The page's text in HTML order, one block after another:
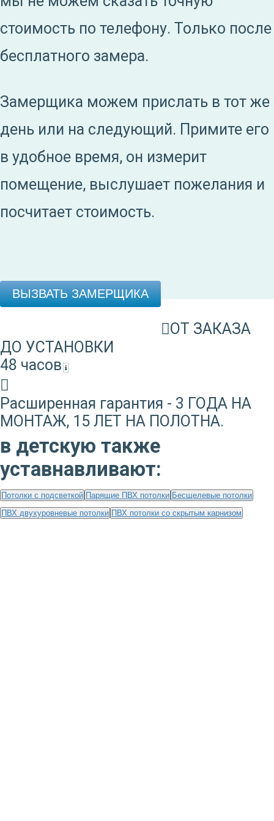
стоимость по телефону. Только после
бесплатного замера.
Замерщика можем прислать в тот же
день или на следующий. Примите его
в удобное время, он измерит
помещение, выслушает пожелания и
посчитает стоимость.
ВЫЗВАТЬ ЗАМЕРЩИКА
ОТ ЗАКАЗА
ДО УСТАНОВКИ
48 часов
Расширенная гарантия - 3 ГОДА НА
МОНТАЖ, 15 ЛЕТ НА ПОЛОТНА.
в детскую также
уставнавливают:
Потолки с подсветкой Парящие ПВХ потолки Бесщелевые потолки
ПВХ двухуровневые потолки ПВХ потолки со скрытым карнизом